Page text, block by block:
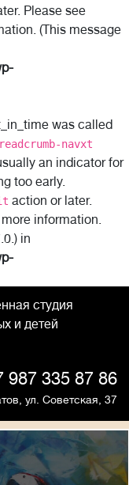
Please see
(This message
was called
navxt
an indicator for
too early.
action or later.
information.
in
студия
и детей
987 335 87 86
ул. Советская, 37